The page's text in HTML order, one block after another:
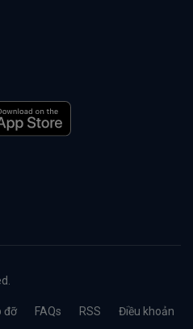
đỡ FAQs RSS Điều khoản